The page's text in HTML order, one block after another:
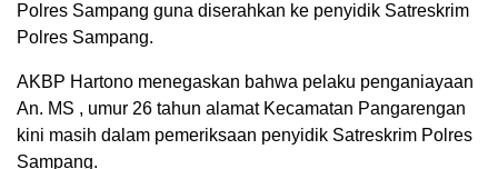
Polres Sampang guna diserahkan ke penyidik Satreskrim
Polres Sampang.
AKBP Hartono menegaskan bahwa pelaku penganiayaan
An. MS , umur 26 tahun alamat Kecamatan Pangarengan
kini masih dalam pemeriksaan penyidik Satreskrim Polres
Sampang.